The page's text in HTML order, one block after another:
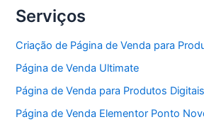
Serviços
Criação de Página de Venda para
Página de Venda Ultimate
Página de Venda para Produtos Digitais
Página de Venda Elementor Ponto